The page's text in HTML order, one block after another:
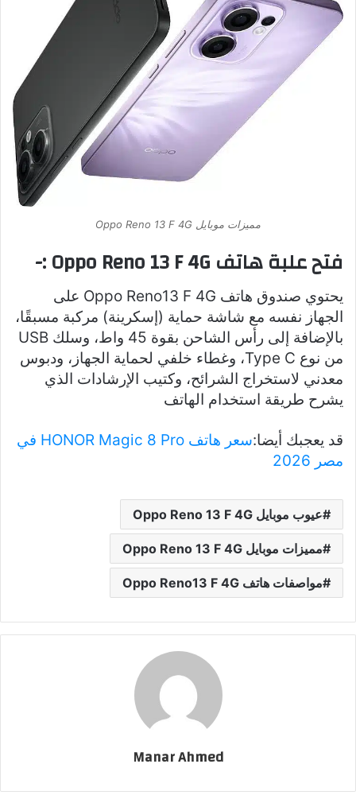
مميزات موبايل Oppo Reno 13 F 4G
فتح علبة هاتف Oppo Reno 13 F 4G :-
يحتوي صندوق هاتف Oppo Reno13 F 4G على
الجهاز نفسه مع شاشة حماية (إسكرينة) مركبة مسبقًا،
بالإضافة إلى رأس الشاحن بقوة 45 واط، وسلك USB
من نوع Type C، وغطاء خلفي لحماية الجهاز، ودبوس
معدني لاستخراج الشرائح، وكتيب الإرشادات الذي
يشرح طريقة استخدام الهاتف
قد يعجبك أيضا:
سعر هاتف HONOR Magic 8 Pro في
مصر 2026
عيوب موبايل Oppo Reno 13 F 4G
مميزات موبايل Oppo Reno 13 F 4G
مواصفات هاتف Oppo Reno13 F 4G
Manar Ahmed